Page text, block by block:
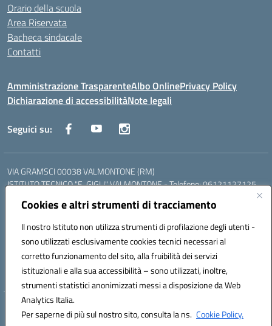
Cookies e altri strumenti di tracciamento
Il nostro Istituto non utilizza strumenti di profilazione degli utenti -
sono utilizzati esclusivamente cookies tecnici necessari al
corretto funzionamento del sito, alla fruibilità dei servizi
istituzionali e alla sua accessibilità – sono utilizzati, inoltre,
strumenti statistici anonimizzati messi a disposizione da Web
Analytics Italia.
Per saperne di più sul nostro sito, consulta la ns. Cookie Policy.
Orario della scuola
Area Riservata
Bacheca sindacale
Contatti
Amministrazione TrasparenteAlbo OnlinePrivacy Policy
Dichiarazione di accessibilitàNote legali
Seguici su:
VIA GRAMSCI 00038 VALMONTONE (RM)
ISTITUTO TECNICO "E. GIGLI" VALMONTONE - Telefono: 06121127125
06121126825
LICEO DELLE SCIENZE UMANE "P.L. NERVI" SEGNI - Telefono:
Mail: RMIS099002@istruzione.it - PEC: RMIS099002@pec.istruzione.it
Codice meccanografico: RMIS099002
Codice fiscale: 95036960581
Hosting & Powered by 3D Solution S.r.l.